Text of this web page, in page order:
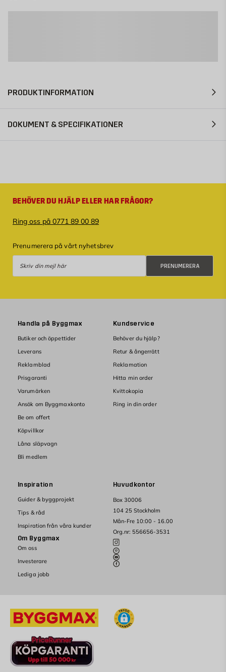
PRODUKTINFORMATION
DOKUMENT & SPECIFIKATIONER
BEHÖVER DU HJÄLP ELLER HAR FRÅGOR?
Ring oss på 0771 89 00 89
Prenumerera på vårt nyhetsbrev
PRENUMERERA
Huvudkontor
Box 30006
104 25 Stockholm
Mån-Fre 10:00 - 16.00
Org.nr: 556656-3531
Handla på Byggmax
Butiker och öppettider
Leverans
Reklamblad
Prisgaranti
Varumärken
Ansök om Byggmaxkonto
Be om offert
Köpvillkor
Låna släpvagn
Bli medlem
Kundservice
Behöver du hjälp?
Retur & ångerrätt
Reklamation
Hitta min order
Kvittokopia
Ring in din order
Inspiration
Guider & byggprojekt
Tips & råd
Inspiration från våra kunder
Om Byggmax
Om oss
Investerare
Lediga jobb